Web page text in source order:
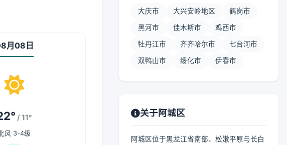
月08日
/ 11°
风 3-4级
大庆市 大兴安岭地区 鹤岗市
黑河市 佳木斯市 鸡西市
牡丹江市 齐齐哈尔市 七台河市
双鸭山市 绥化市 伊春市
关于阿城区
阿城区位于黑龙江省南部、松嫩平原与长白